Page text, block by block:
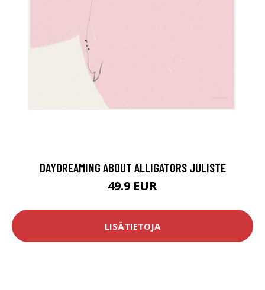
DAYDREAMING ABOUT ALLIGATORS JULISTE
49.9 EUR
LISÄTIETOJA